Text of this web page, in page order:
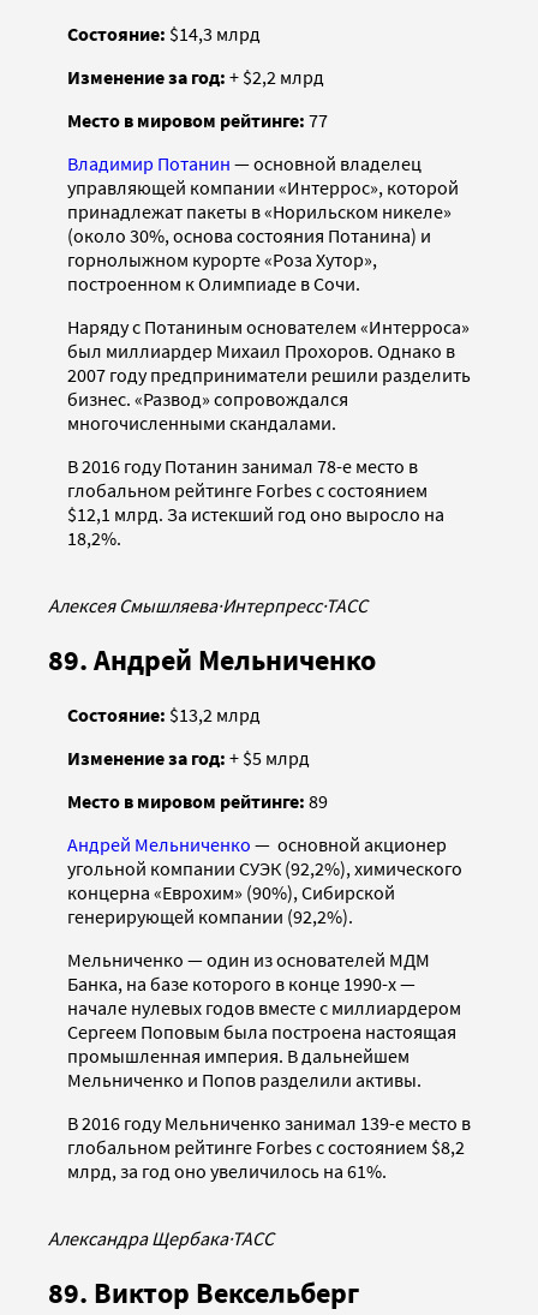
Состояние: $14,3 млрд
Изменение за год: + $2,2 млрд
Место в мировом рейтинге: 77
Владимир Потанин — основной владелец
управляющей компании «Интеррос», которой
принадлежат пакеты в «Норильском никеле»
(около 30%, основа состояния Потанина) и
горнолыжном курорте «Роза Хутор»,
построенном к Олимпиаде в Сочи.
Наряду с Потаниным основателем «Интерроса»
был миллиардер Михаил Прохоров. Однако в
2007 году предприниматели решили разделить
бизнес. «Развод» сопровождался
многочисленными скандалами.
В 2016 году Потанин занимал 78-е место в
глобальном рейтинге Forbes с состоянием
$12,1 млрд. За истекший год оно выросло на
18,2%.
Алексея Смышляева·Интерпресс·ТАСС
89. Андрей Мельниченко
Состояние: $13,2 млрд
Изменение за год: + $5 млрд
Место в мировом рейтинге: 89
Андрей Мельниченко — основной акционер
угольной компании СУЭК (92,2%), химического
концерна «Еврохим» (90%), Сибирской
генерирующей компании (92,2%).
Мельниченко — один из основателей МДМ
Банка, на базе которого в конце 1990-х —
начале нулевых годов вместе с миллиардером
Сергеем Поповым была построена настоящая
промышленная империя. В дальнейшем
Мельниченко и Попов разделили активы.
В 2016 году Мельниченко занимал 139-е место в
глобальном рейтинге Forbes с состоянием $8,2
млрд, за год оно увеличилось на 61%.
Александра Щербака·ТАСС
89. Виктор Вексельберг